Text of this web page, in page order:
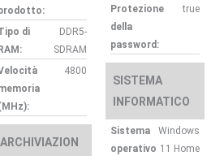
di
RAM:
DDR5-
SDRAM
4800
ARCHIVIAZION
Protezione
della
password:
true
SISTEMA
INFORMATICO
Sistema
operativo
Windows
11 Home